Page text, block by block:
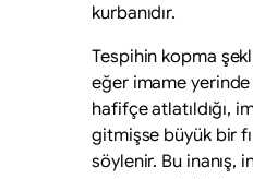
kurbanıdır.
Tespihin kopma
eğer imame yerinde
hafifçe atlatıldığı,
gitmişse büyük bir
söylenir. Bu inanış,